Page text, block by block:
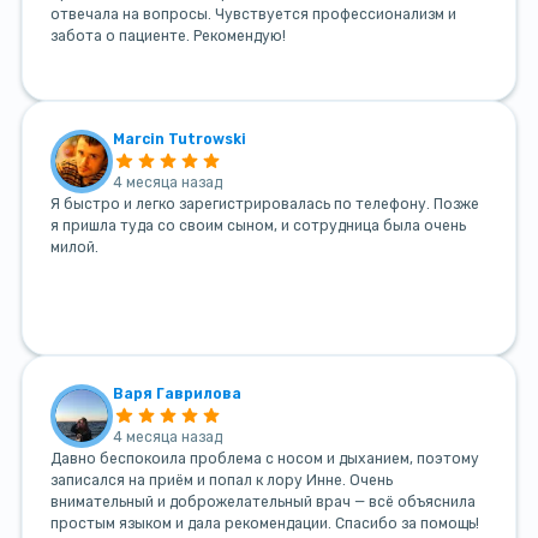
отвечала на вопросы. Чувствуется профессионализм и
забота о пациенте. Рекомендую!
Marcin Tutrowski
4 месяца назад
Я быстро и легко зарегистрировалась по телефону. Позже
я пришла туда со своим сыном, и сотрудница была очень
милой.
Варя Гаврилова
4 месяца назад
Давно беспокоила проблема с носом и дыханием, поэтому
записался на приём и попал к лору Инне. Очень
внимательный и доброжелательный врач — всё объяснила
простым языком и дала рекомендации. Спасибо за помощь!